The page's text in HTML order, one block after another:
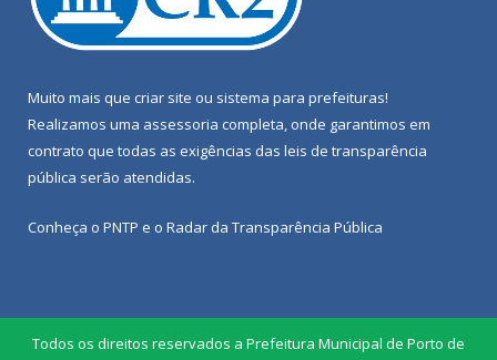
Muito mais que criar site ou sistema para prefeituras!
Realizamos uma assessoria completa, onde garantimos em
contrato que todas as exigências das leis de transparência
pública serão atendidas.
Conheça o PNTP e o Radar da Transparência Pública
Todos os direitos reservados a Prefeitura Municipal de Porto de